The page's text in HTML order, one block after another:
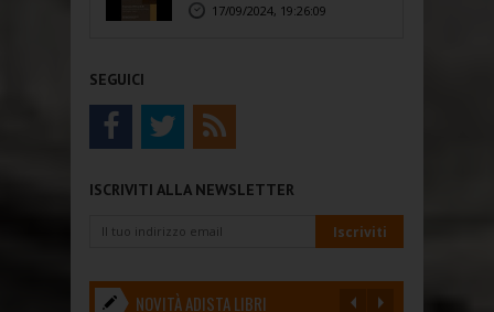
17/09/2024, 19:26:09
SEGUICI
ISCRIVITI ALLA NEWSLETTER
NOVITÀ ADISTA LIBRI